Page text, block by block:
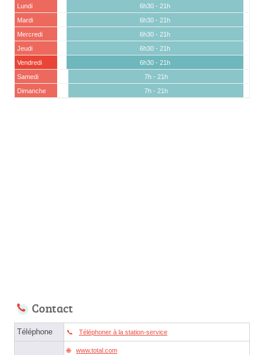
Lundi
6h30 - 21h
Mardi
6h30 - 21h
Mercredi
6h30 - 21h
Jeudi
6h30 - 21h
Vendredi
6h30 - 21h
Samedi
7h - 21h
Dimanche
7h - 21h
Contact
Téléphone Téléphoner à la station-service
www.total.com